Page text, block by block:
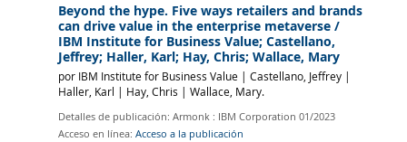
Beyond the hype. Five ways retailers and brands
can drive value in the enterprise metaverse/
IBM Institute for Business Value; Castellano,
Jeffrey; Haller, Karl; Hay, Chris; Wallace, Mary
por IBM Institute for Business Value |Castellano, Jeffrey |
Haller, Karl | Hay, Chris |Wallace, Mary.
Detalles de publicación:Armonk : IBM Corporation 01/2023
Acceso en línea:Acceso a la publicación